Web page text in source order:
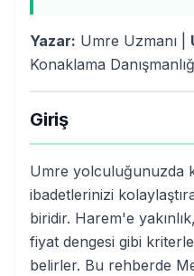
Yazar: Umre Uzmanı |
Konaklama
Giriş
Umre yolculuğunuzda
ibadetlerinizi
biridir. Harem'e
fiyat dengesi gibi
belirler. Bu rehberde